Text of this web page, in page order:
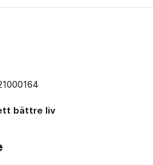
bättre liv